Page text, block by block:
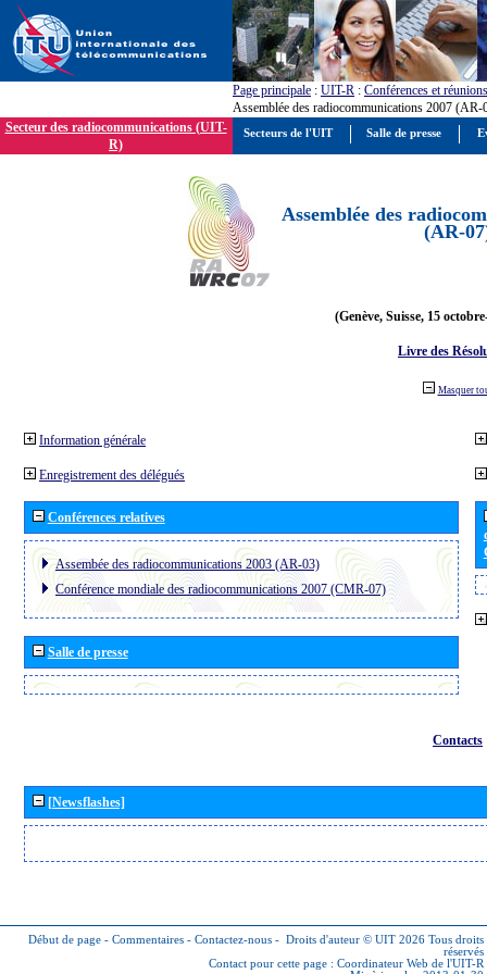
Page principale : UIT-R : Conférences et réunions
Assemblée des radiocommunications 2007 (AR-
Secteur des radiocommunications (UIT-
R)
Assemblée des
(AR-
(Genève, Suisse, 15
Livre des
Masquer
Information générale
Enregistrement des délégués
Conférences relatives
Assembée des radiocommunications 2003 (AR-03)
Conférence mondiale des radiocommunications 2007 (CMR-07)
Salle de presse
Contacts
[Newsflashes]
Début de page - Commentaires - Contactez-nous - Droits d'auteur © UIT 2026 Tous droits
réservés
Contact pour cette page : Coordinateur Web de l'UIT-R
Secteurs de l'UIT Salle de presse